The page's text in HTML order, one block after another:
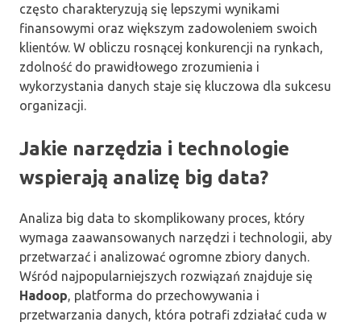
często charakteryzują się lepszymi wynikami
finansowymi oraz większym zadowoleniem swoich
klientów. W obliczu rosnącej konkurencji na rynkach,
zdolność do prawidłowego zrozumienia i
wykorzystania danych staje się kluczowa dla sukcesu
organizacji.
Jakie narzędzia i technologie
wspierają analizę big data?
Analiza big data to skomplikowany proces, który
wymaga zaawansowanych narzędzi i technologii, aby
przetwarzać i analizować ogromne zbiory danych.
Wśród najpopularniejszych rozwiązań znajduje się
Hadoop , platforma do przechowywania i
przetwarzania danych, która potrafi zdziałać cuda w